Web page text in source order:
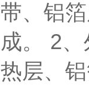
带、铝
成。 2
热层、